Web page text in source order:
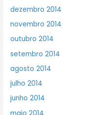
dezembro 2014
novembro 2014
outubro 2014
setembro 2014
agosto 2014
julho 2014
junho 2014
maio 2014